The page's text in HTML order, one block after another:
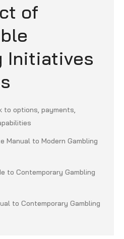
of
Initiatives
to options, payments,
Manual to Modern Gambling
to Contemporary Gambling
to Contemporary Gambling